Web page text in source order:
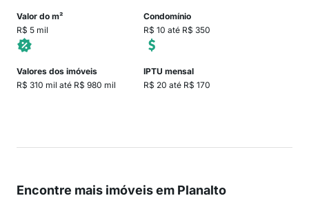
Valor do m²
R$ 5 mil
Condomínio
R$ 10 até R$ 350
Valores dos imóveis
R$ 310 mil até R$ 980 mil
IPTU mensal
R$ 20 até R$ 170
Encontre mais imóveis em Planalto